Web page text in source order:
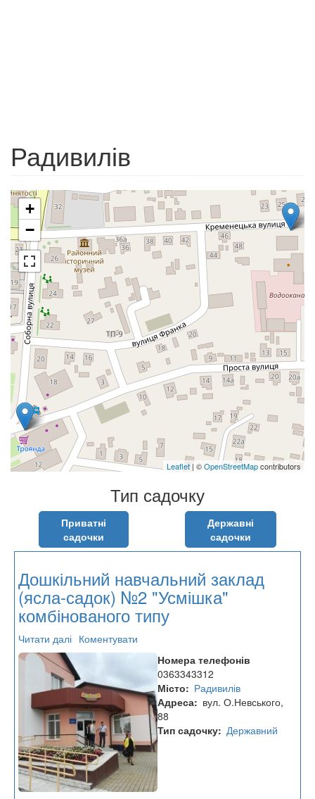
Радивилів
+
−
Leaflet| ©OpenStreetMapcontributors
Тип садочку
Приватні
садочки
Державні
садочки
Дошкільний навчальний заклад
(ясла-садок) №2 "Усмішка"
комбінованого типу
Читати далі про
Дошкільний
навчальний
заклад
(ясла-
садок)
№2
"Усмішка"
комбінованого
типу
Коментувати
Номера телефонів
0363343312
Місто
Радивилів
Адреса
вул. О.Невського,
88
Тип садочку Державний